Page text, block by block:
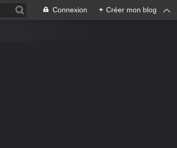
Connexion + Créer mon blog